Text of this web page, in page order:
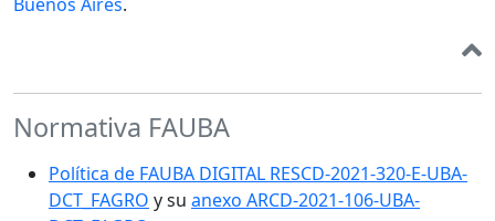
Normativa FAUBA
Política de FAUBA DIGITAL RESCD-2021-320-E-UBA-
DCT_FAGRO y su anexo ARCD-2021-106-UBA-